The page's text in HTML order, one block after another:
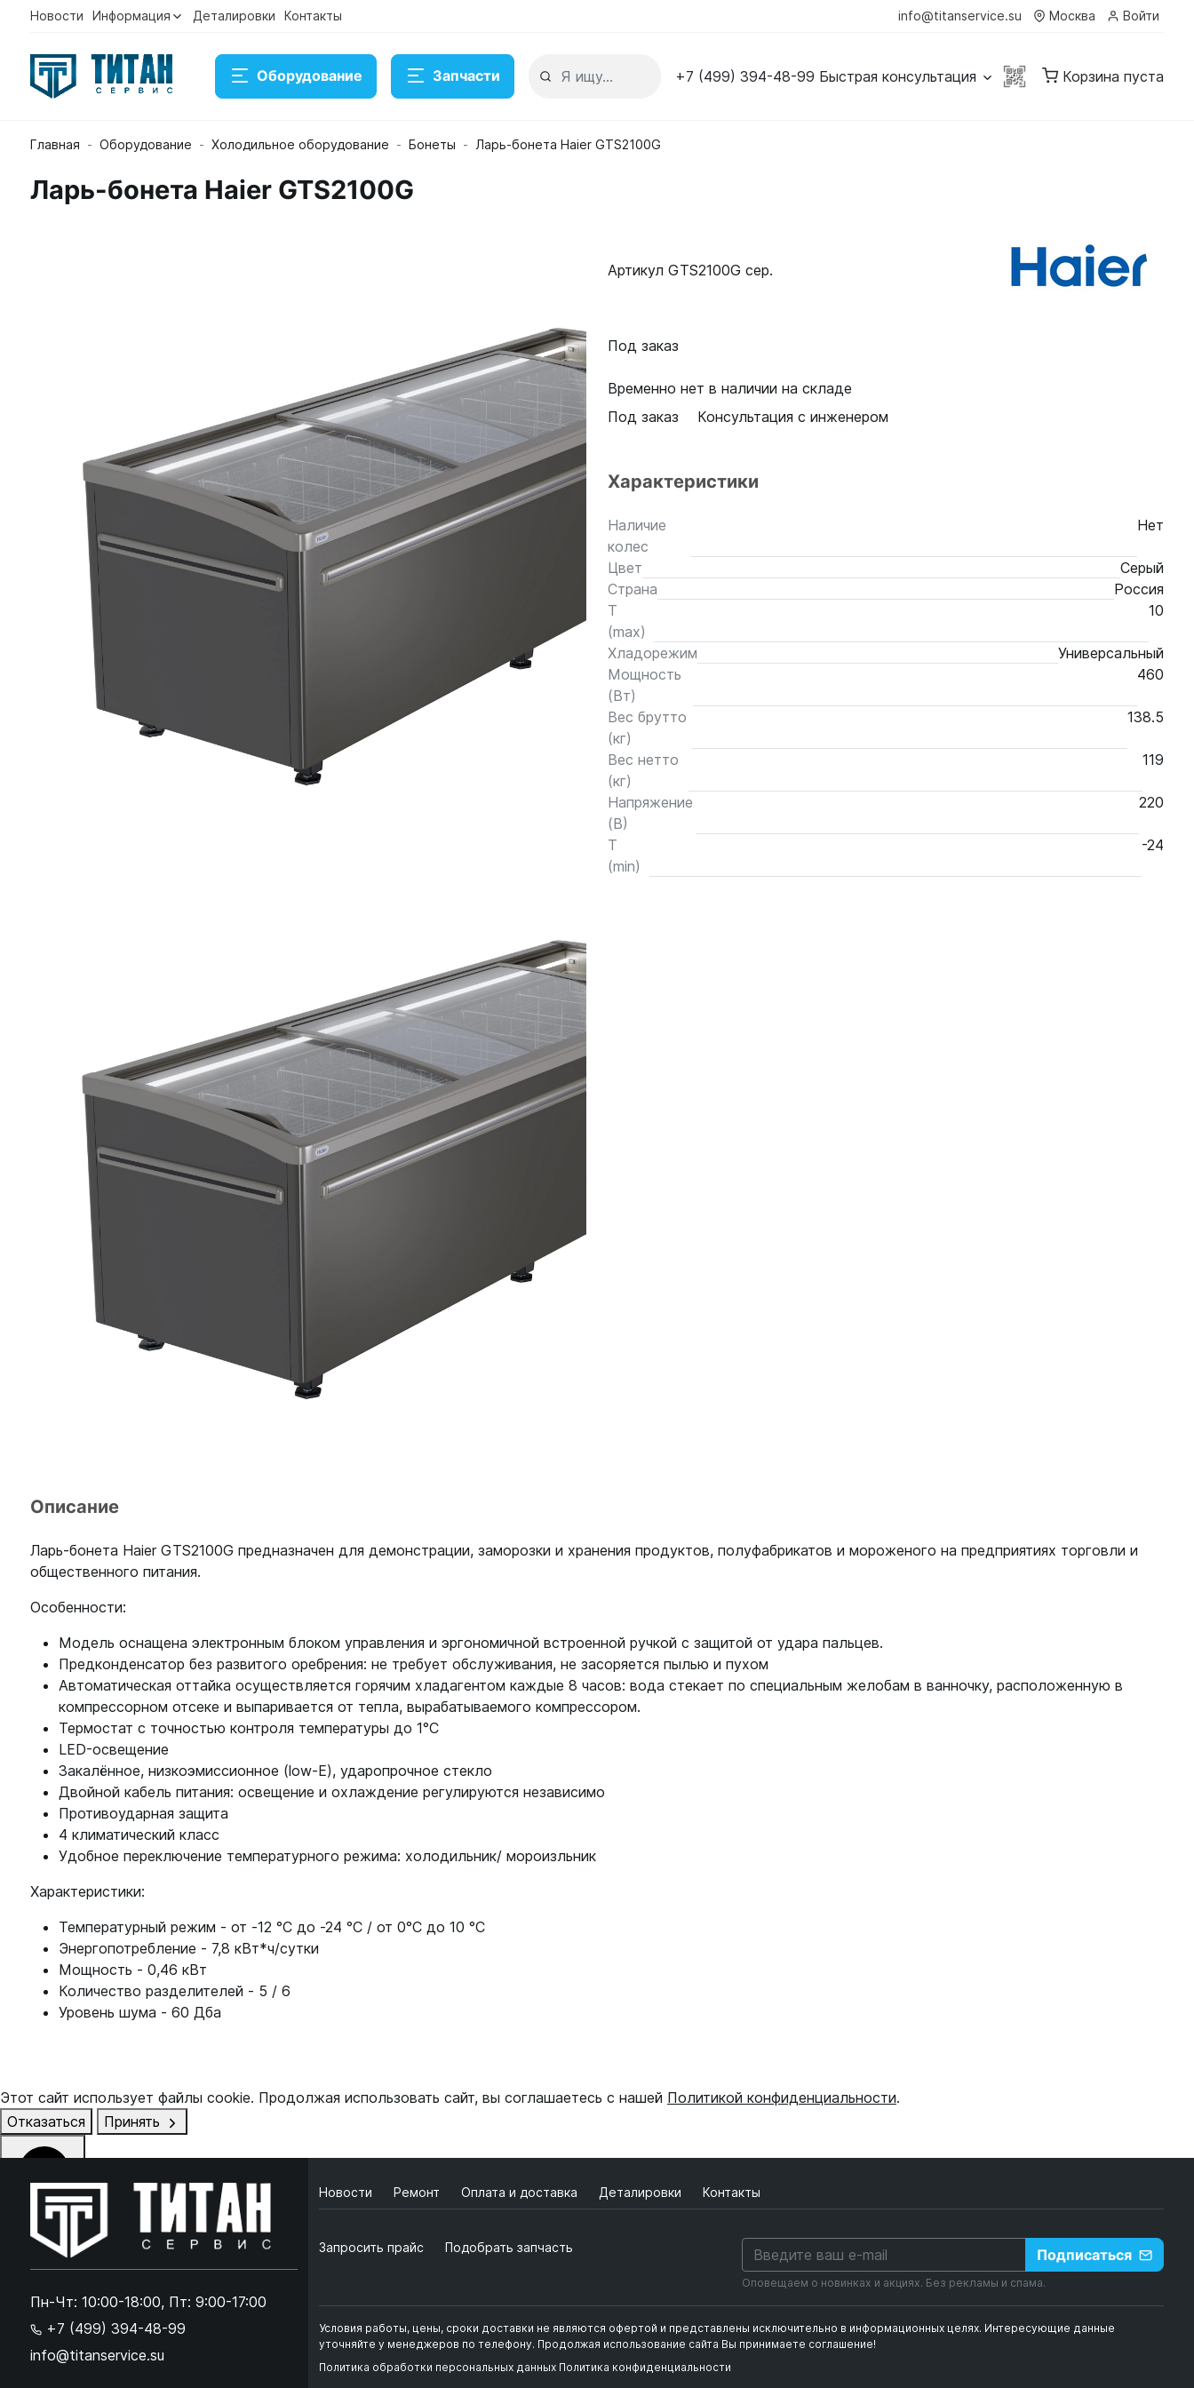
Новости Информация Деталировки Контакты info@titanservice.su Москва Войти
Оборудование Запчасти +7 (499) 394-48-99 Быстрая консультация Корзина пуста
Главная Оборудование Холодильное оборудование Бонеты Ларь-бонета Haier GTS2100G
Ларь-бонета Haier GTS2100G
Ларь-бонета Haier GTS2100G
Артикул GTS2100G сер.
Под заказ
Временно нет в наличии на складе
Под заказ
Консультация с инженером
Характеристики
Наличие
колес
Нет
Цвет
Серый
Страна
Россия
T
(max)
10
Хладорежим
Универсальный
Мощность
(Вт)
460
Вес брутто
(кг)
138.5
Вес нетто
(кг)
119
Напряжение
(В)
220
T
(min)
-24
Описание
Ларь-бонета Haier GTS2100G предназначен для демонстрации, заморозки и хранения продуктов, полуфабрикатов и мороженого на предприятиях торговли и
общественного питания.
Особенности:
Модель оснащена электронным блоком управления и эргономичной встроенной ручкой с защитой от удара пальцев.
Предконденсатор без развитого оребрения: не требует обслуживания, не засоряется пылью и пухом
Автоматическая оттайка осуществляется горячим хладагентом каждые 8 часов: вода стекает по специальным желобам в ванночку, расположенную в
компрессорном отсеке и выпаривается от тепла, вырабатываемого компрессором.
Термостат с точностью контроля температуры до 1°C
LED-освещение
Закалённое, низкоэмиссионное (low-E), ударопрочное стекло
Двойной кабель питания: освещение и охлаждение регулируются независимо
Противоударная защита
4 климатический класс
Удобное переключение температурного режима: холодильник/ мороизльник
Характеристики:
Температурный режим - от -12 °С до -24 °С / от 0°С до 10 °С
Энергопотребление - 7,8 кВт*ч/сутки
Мощность - 0,46 кВт
Количество разделителей - 5 / 6
Уровень шума - 60 Дба
Пн-Чт: 10:00-18:00, Пт: 9:00-17:00
+7 (499) 394-48-99
info@titanservice.su
Новости Ремонт Оплата и доставка Деталировки Контакты
Запросить прайс Подобрать запчасть Подписаться
Оповещаем о новинках и акциях. Без рекламы и спама.
Условия работы, цены, сроки доставки не являются офертой и представлены исключительно в информационных целях. Интересующие данные
уточняйте у менеджеров по телефону. Продолжая использование сайта Вы принимаете соглашение!
Политика обработки персональных данных Политика конфиденциальности
Этот сайт использует файлы cookie. Продолжая использовать сайт, вы соглашаетесь с нашей Политикой конфиденциальности.
Отказаться
Принять
Online чат
ONLINE
Online чат
политикой конфиденциальности